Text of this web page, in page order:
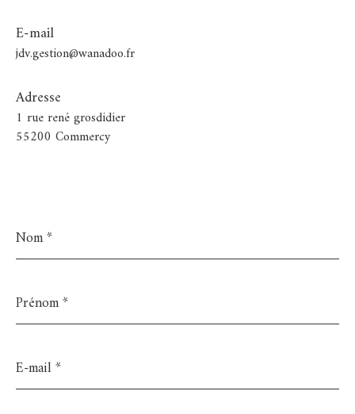
E-mail
jdv.gestion@wanadoo.fr
Adresse
1 rue rené grosdidier
55200 Commercy
*
*
mail
*